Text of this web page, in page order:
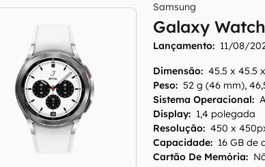
Samsung
Galaxy
Lançamento: 11/08/
Dimensão: 45.5 x 45.5
Peso: 52 g (46 mm),
Sistema Operacional:
Display: 1,4 polegada
Resolução: 450 x
Capacidade: 16 GB de
Cartão De Memória: